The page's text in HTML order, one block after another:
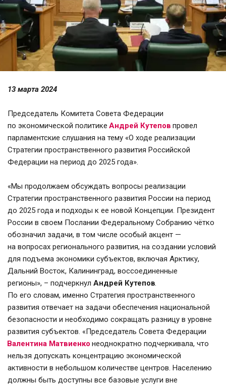
13 марта 2024
Председатель Комитета Совета Федерации
по экономической политике Андрей Кутепов провел
парламентские слушания на тему «О ходе реализации
Стратегии пространственного развития Российской
Федерации на период до 2025 года».
«Мы продолжаем обсуждать вопросы реализации
Стратегии пространственного развития России на период
до 2025 года и подходы к ее новой Концепции. Президент
России в своем Послании Федеральному Собранию чётко
обозначил задачи, в том числе особый акцент —
на вопросах регионального развития, на создании условий
для подъема экономики субъектов, включая Арктику,
Дальний Восток, Калининград, воссоединенные
регионы», – подчеркнул Андрей Кутепов.
По его словам, именно Стратегия пространственного
развития отвечает на задачи обеспечения национальной
безопасности и необходимо сокращать разницу в уровне
Валентина Матвиенко неоднократно подчеркивала, что
нельзя допускать концентрацию экономической
активности в небольшом количестве центров. Населению
должны быть доступны все базовые услуги вне